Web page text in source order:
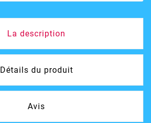
La description
Détails du produit
Avis